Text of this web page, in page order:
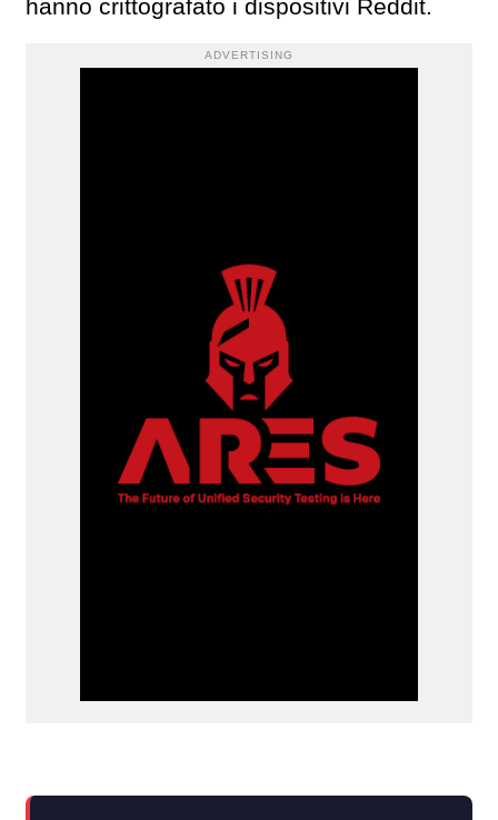
hanno crittografato i dispositivi Reddit.
ADVERTISING